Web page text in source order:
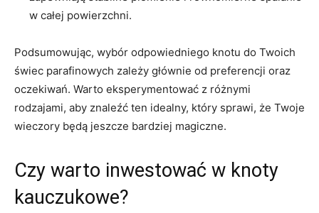
w całej ​powierzchni.
Podsumowując, ⁤wybór odpowiedniego knotu do​ Twoich
świec⁣ parafinowych zależy głównie ⁢od ‍preferencji oraz⁣
oczekiwań. Warto‌ eksperymentować z różnymi
rodzajami, ‌aby​ znaleźć ten⁢ idealny, który sprawi, że Twoje
wieczory ⁢będą jeszcze bardziej magiczne.
Czy warto inwestować ​w⁤ knoty
kauczukowe?